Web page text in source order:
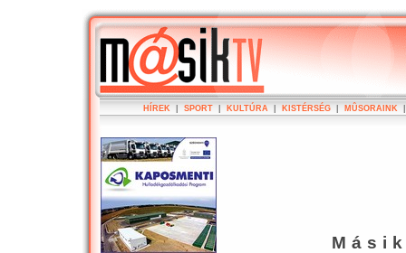
HÍREK SPORT KULTÚRA KISTÉRSÉG MÛSORAINK